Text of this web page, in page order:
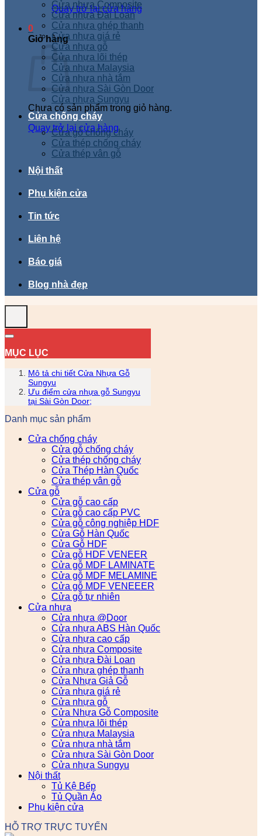
Quay trở lại cửa hàng
0
Giỏ hàng
Chưa có sản phẩm trong giỏ hàng.
Quay trở lại cửa hàng
Cửa nhựa Composite
Cửa nhựa Đài Loan
Cửa nhựa ghép thanh
Cửa nhựa giá rẻ
Cửa nhựa gỗ
Cửa nhựa lõi thép
Cửa nhựa Malaysia
Cửa nhựa nhà tắm
Cửa nhựa Sài Gòn Door
Cửa nhựa Sungyu
Cửa chống cháy
Cửa gỗ chống cháy
Cửa thép chống cháy
Cửa thép vân gỗ
Nội thất
Phụ kiện cửa
Tin tức
Liên hệ
Báo giá
Blog nhà đẹp
MỤC LỤC
Mô tả chi tiết Cửa Nhựa Gỗ
Sungyu
Ưu điểm cửa nhựa gỗ Sungyu
tại Sài Gòn Door;
Danh mục sản phẩm
Cửa chống cháy
Cửa gỗ chống cháy
Cửa thép chống cháy
Cửa Thép Hàn Quốc
Cửa thép vân gỗ
Cửa gỗ
Cửa gỗ cao cấp
Cửa gỗ cao cấp PVC
Cửa gỗ công nghiệp HDF
Cửa Gỗ Hàn Quốc
Cửa Gỗ HDF
Cửa gỗ HDF VENEER
Cửa gỗ MDF LAMINATE
Cửa gỗ MDF MELAMINE
Cửa gỗ MDF VENEEER
Cửa gỗ tự nhiên
Cửa nhựa
Cửa nhựa @Door
Cửa nhựa ABS Hàn Quốc
Cửa nhựa cao cấp
Cửa nhựa Composite
Cửa nhựa Đài Loan
Cửa nhựa ghép thanh
Cửa Nhựa Giả Gỗ
Cửa nhựa giá rẻ
Cửa nhựa gỗ
Cửa Nhựa Gỗ Composite
Cửa nhựa lõi thép
Cửa nhựa Malaysia
Cửa nhựa nhà tắm
Cửa nhựa Sài Gòn Door
Cửa nhựa Sungyu
Nội thất
Tủ Kệ Bếp
Tủ Quần Áo
Phụ kiện cửa
HỖ TRỢ TRỰC TUYẾN